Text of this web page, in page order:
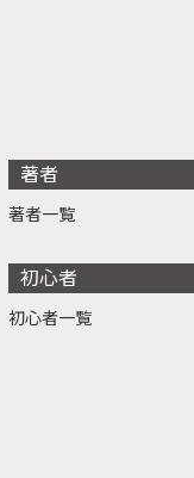
著者
著者一覧
初心者
初心者一覧